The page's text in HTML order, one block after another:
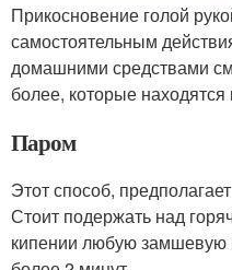
Прикосновение голой
самостоятельным
домашними средствами
более, которые находятся
Паром
Этот способ,
Стоит подержать над
кипении любую